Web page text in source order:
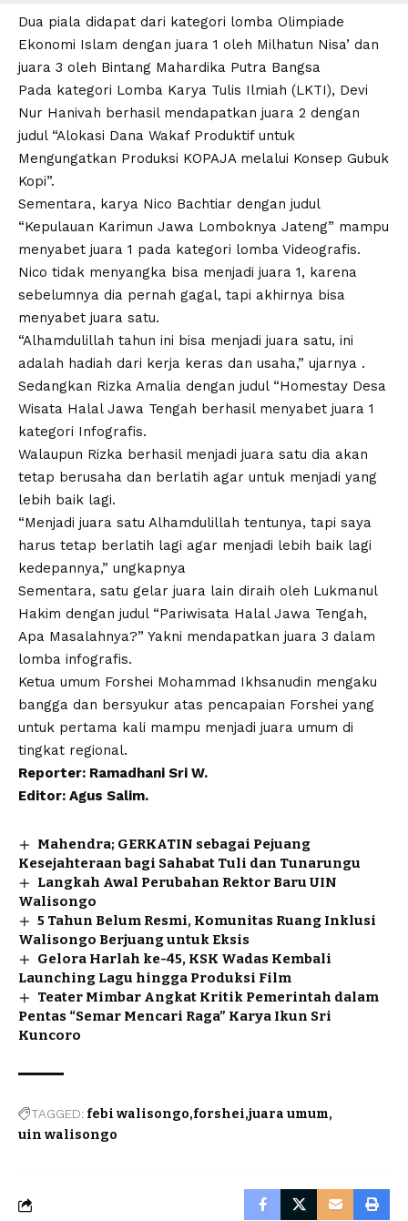
Dua piala didapat dari kategori lomba Olimpiade
Ekonomi Islam dengan juara 1 oleh Milhatun Nisa’ dan
juara 3 oleh Bintang Mahardika Putra Bangsa
Pada kategori Lomba Karya Tulis Ilmiah (LKTI), Devi
Nur Hanivah berhasil mendapatkan juara 2 dengan
judul “Alokasi Dana Wakaf Produktif untuk
Mengungatkan Produksi KOPAJA melalui Konsep Gubuk
Kopi”.
Sementara, karya Nico Bachtiar dengan judul
“Kepulauan Karimun Jawa Lomboknya Jateng” mampu
menyabet juara 1 pada kategori lomba Videografis.
Nico tidak menyangka bisa menjadi juara 1, karena
sebelumnya dia pernah gagal, tapi akhirnya bisa
menyabet juara satu.
“Alhamdulillah tahun ini bisa menjadi juara satu, ini
adalah hadiah dari kerja keras dan usaha,” ujarnya .
Sedangkan Rizka Amalia dengan judul “Homestay Desa
Wisata Halal Jawa Tengah berhasil menyabet juara 1
kategori Infografis.
Walaupun Rizka berhasil menjadi juara satu dia akan
tetap berusaha dan berlatih agar untuk menjadi yang
lebih baik lagi.
“Menjadi juara satu Alhamdulillah tentunya, tapi saya
harus tetap berlatih lagi agar menjadi lebih baik lagi
kedepannya,” ungkapnya
Sementara, satu gelar juara lain diraih oleh Lukmanul
Hakim dengan judul “Pariwisata Halal Jawa Tengah,
Apa Masalahnya?” Yakni mendapatkan juara 3 dalam
lomba infografis.
Ketua umum Forshei Mohammad Ikhsanudin mengaku
bangga dan bersyukur atas pencapaian Forshei yang
untuk pertama kali mampu menjadi juara umum di
tingkat regional.
Reporter: Ramadhani Sri W.
Editor: Agus Salim.
Mahendra; GERKATIN sebagai Pejuang
Kesejahteraan bagi Sahabat Tuli dan Tunarungu
Langkah Awal Perubahan Rektor Baru UIN
Walisongo
5 Tahun Belum Resmi, Komunitas Ruang Inklusi
Walisongo Berjuang untuk Eksis
Gelora Harlah ke-45, KSK Wadas Kembali
Launching Lagu hingga Produksi Film
Teater Mimbar Angkat Kritik Pemerintah dalam
Pentas “Semar Mencari Raga” Karya Ikun Sri
Kuncoro
TAGGED: febi walisongo forshei juara umum
uin walisongo